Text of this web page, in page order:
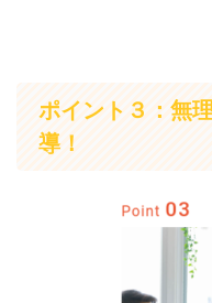
ポイント３：無
導！